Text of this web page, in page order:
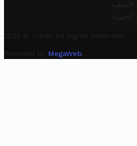
المحلية
الجهوية
2025 © Trovit. All Rights Reserved.
Powered By MegaWeb